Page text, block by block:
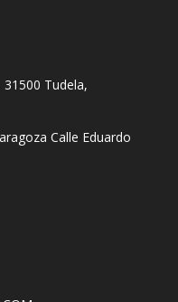
31500 Tudela,
Calle Eduardo